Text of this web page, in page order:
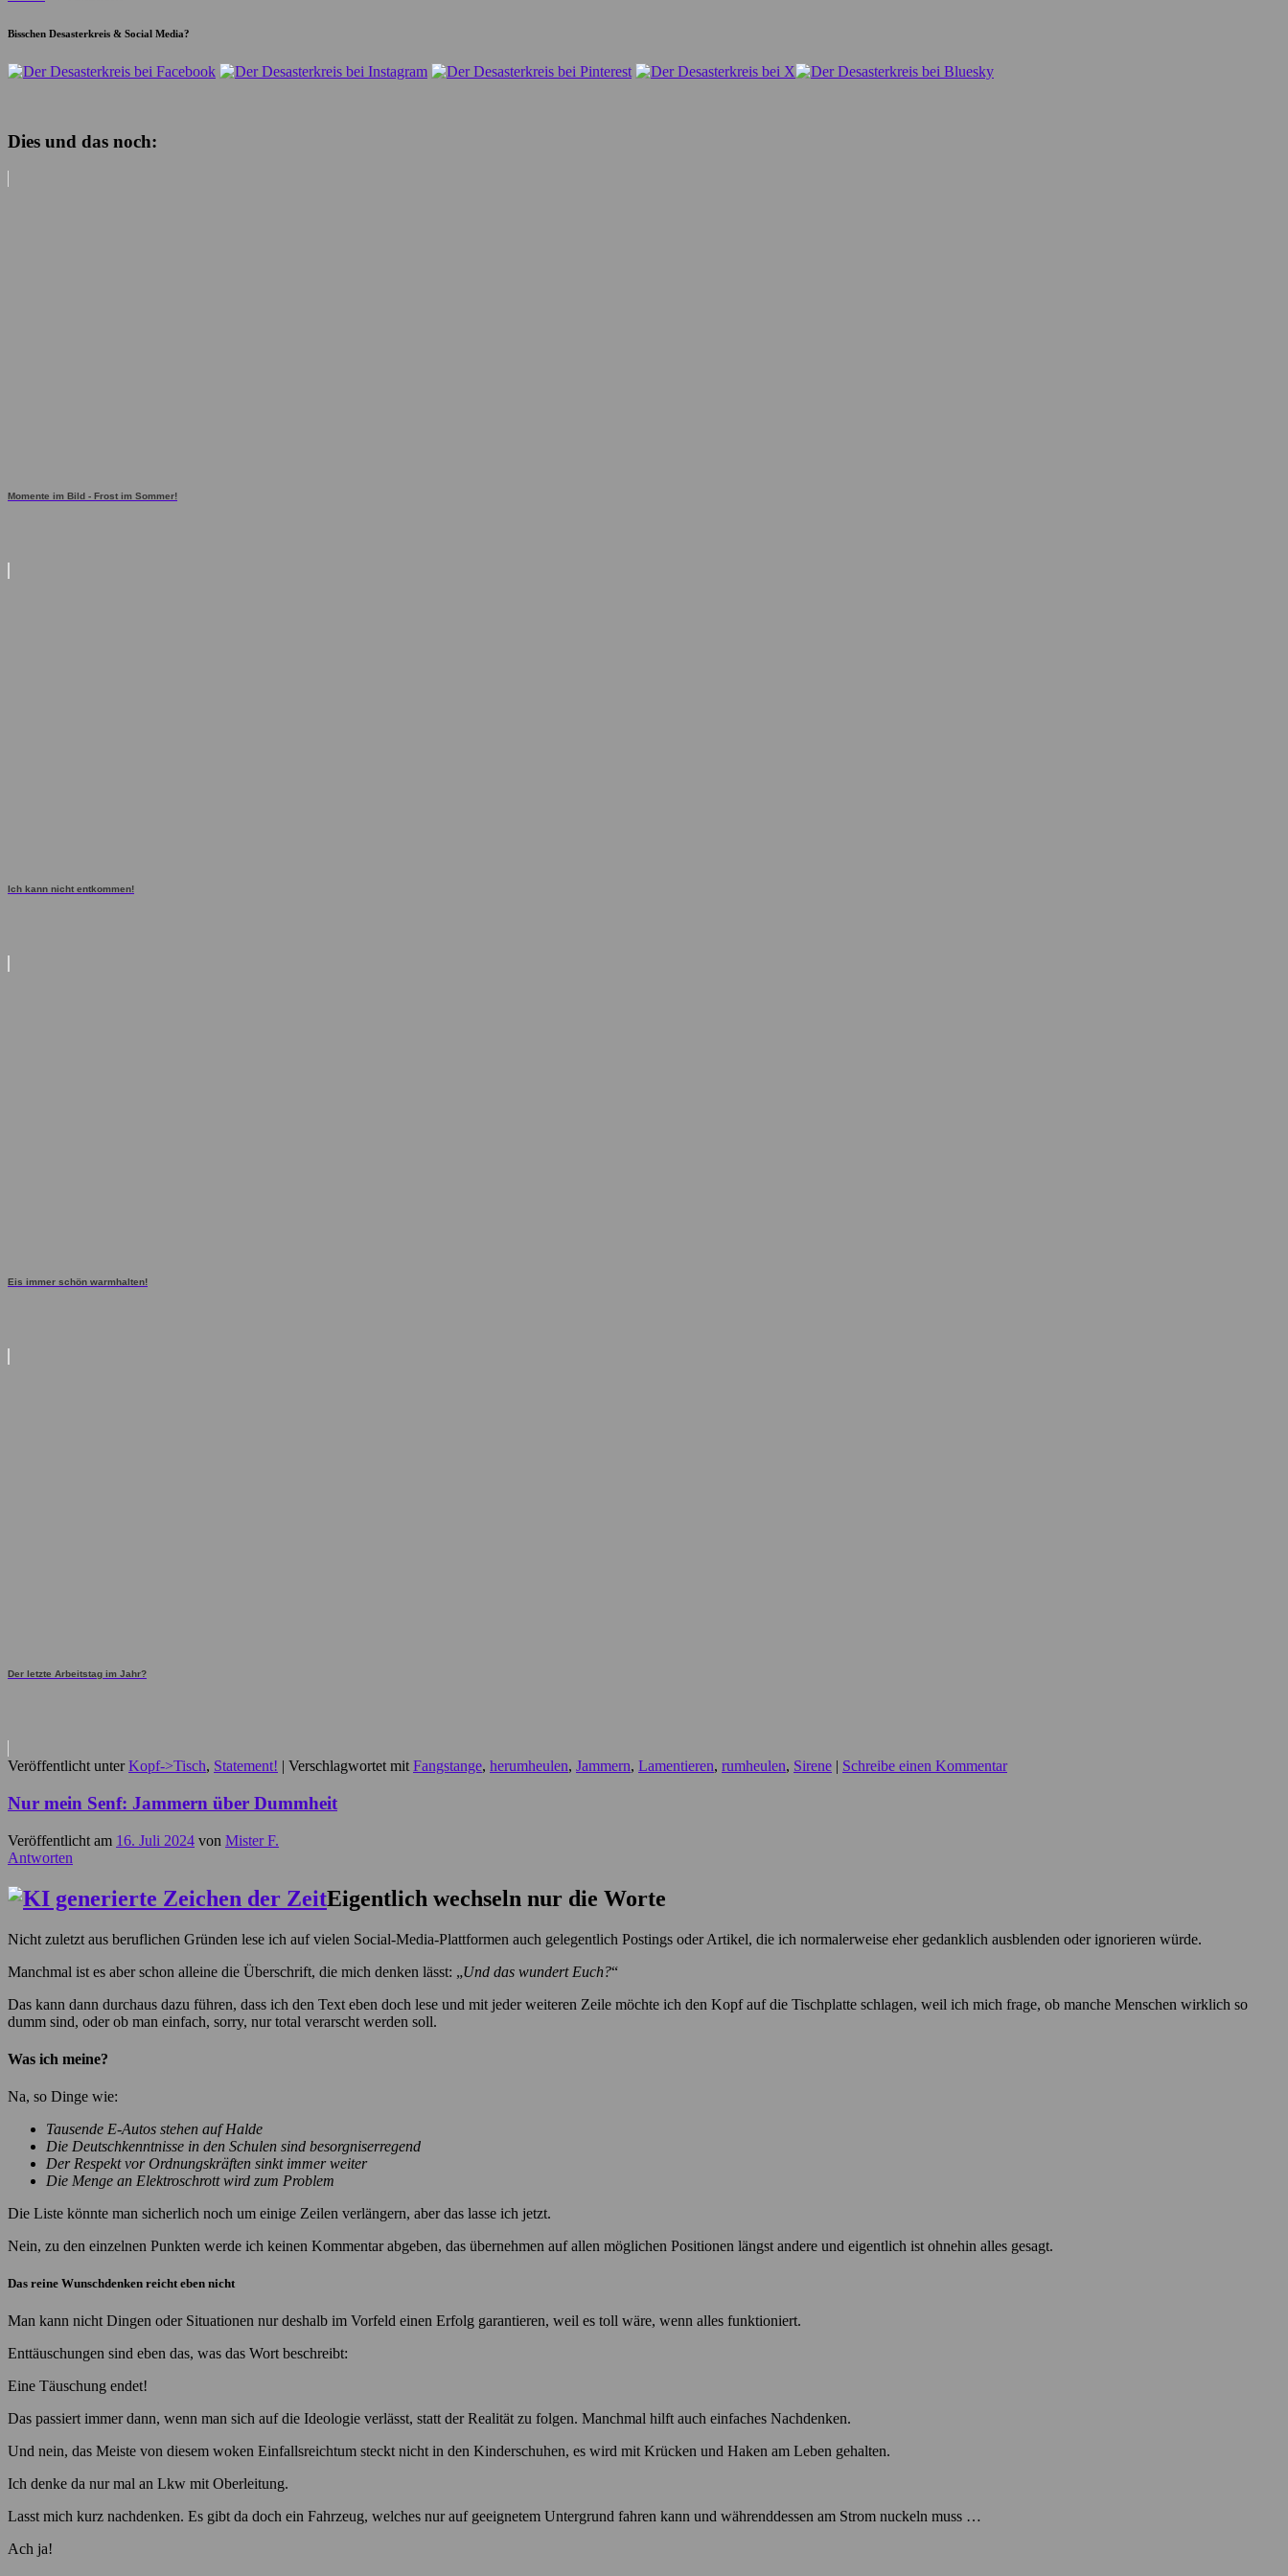
Bisschen Desasterkreis & Social Media?
Dies und das noch:
Momente im Bild - Frost im Sommer!
Ich kann nicht entkommen!
Eis immer schön warmhalten!
Der letzte Arbeitstag im Jahr?
Veröffentlicht unter Kopf->Tisch, Statement! | Verschlagwortet mit Fangstange, herumheulen, Jammern, Lamentieren, rumheulen, Sirene | Schreibe einen Kommentar
Nur mein Senf: Jammern über Dummheit
Veröffentlicht am 16. Juli 2024 von Mister F.
Antworten
Eigentlich wechseln nur die Worte
Nicht zuletzt aus beruflichen Gründen lese ich auf vielen Social-Media-Plattformen auch gelegentlich Postings oder Artikel, die ich normalerweise eher gedanklich ausblenden oder ignorieren würde.
Manchmal ist es aber schon alleine die Überschrift, die mich denken lässt: „Und das wundert Euch?“
Das kann dann durchaus dazu führen, dass ich den Text eben doch lese und mit jeder weiteren Zeile möchte ich den Kopf auf die Tischplatte schlagen, weil ich mich frage, ob manche Menschen wirklich so
dumm sind, oder ob man einfach, sorry, nur total verarscht werden soll.
Was ich meine?
Na, so Dinge wie:
Tausende E-Autos stehen auf Halde
Die Deutschkenntnisse in den Schulen sind besorgniserregend
Der Respekt vor Ordnungskräften sinkt immer weiter
Die Menge an Elektroschrott wird zum Problem
Die Liste könnte man sicherlich noch um einige Zeilen verlängern, aber das lasse ich jetzt.
Nein, zu den einzelnen Punkten werde ich keinen Kommentar abgeben, das übernehmen auf allen möglichen Positionen längst andere und eigentlich ist ohnehin alles gesagt.
Das reine Wunschdenken reicht eben nicht
Man kann nicht Dingen oder Situationen nur deshalb im Vorfeld einen Erfolg garantieren, weil es toll wäre, wenn alles funktioniert.
Enttäuschungen sind eben das, was das Wort beschreibt:
Eine Täuschung endet!
Das passiert immer dann, wenn man sich auf die Ideologie verlässt, statt der Realität zu folgen. Manchmal hilft auch einfaches Nachdenken.
Und nein, das Meiste von diesem woken Einfallsreichtum steckt nicht in den Kinderschuhen, es wird mit Krücken und Haken am Leben gehalten.
Ich denke da nur mal an Lkw mit Oberleitung.
Lasst mich kurz nachdenken. Es gibt da doch ein Fahrzeug, welches nur auf geeignetem Untergrund fahren kann und währenddessen am Strom nuckeln muss …
Ach ja!